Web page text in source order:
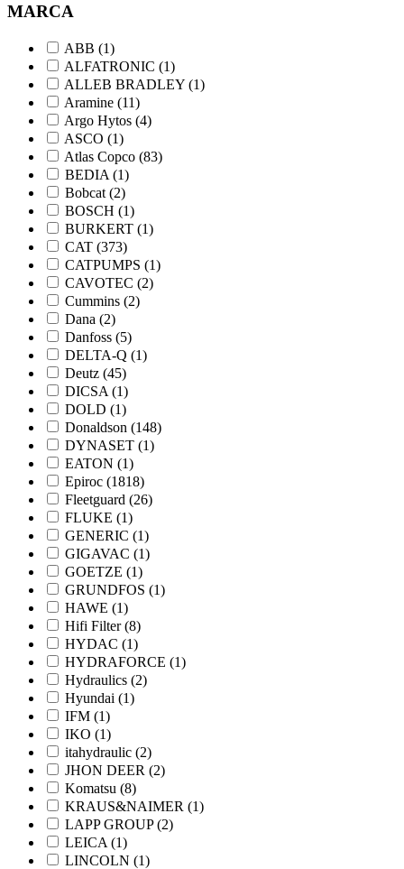
MARCA
ABB (1)
ALFATRONIC (1)
ALLEB BRADLEY (1)
Aramine (11)
Argo Hytos (4)
ASCO (1)
Atlas Copco (83)
BEDIA (1)
Bobcat (2)
BOSCH (1)
BURKERT (1)
CAT (373)
CATPUMPS (1)
CAVOTEC (2)
Cummins (2)
Dana (2)
Danfoss (5)
DELTA-Q (1)
Deutz (45)
DICSA (1)
DOLD (1)
Donaldson (148)
DYNASET (1)
EATON (1)
Epiroc (1818)
Fleetguard (26)
FLUKE (1)
GENERIC (1)
GIGAVAC (1)
GOETZE (1)
GRUNDFOS (1)
HAWE (1)
Hifi Filter(8)
HYDAC (1)
HYDRAFORCE (1)
Hydraulics (2)
Hyundai (1)
IFM (1)
IKO (1)
itahydraulic (2)
JHON DEER (2)
Komatsu (8)
KRAUS&NAIMER (1)
LAPP GROUP(2)
LEICA (1)
LINCOLN (1)